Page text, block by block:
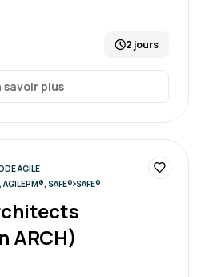
2 jours
savoir plus
AGILE
SAFE® SAFE®
ARCH)